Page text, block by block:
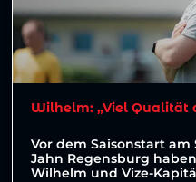
Wilhelm: „Viel Qualität
Vor dem Saisonstart am
Jahn Regensburg
Wilhelm und Vize-